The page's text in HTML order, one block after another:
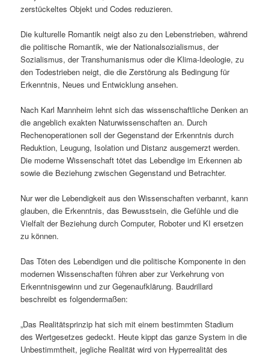
zerstückeltes Objekt und Codes reduzieren.
Die kulturelle Romantik neigt also zu den Lebenstrieben, während
die politische Romantik, wie der Nationalsozialismus, der
Sozialismus, der Transhumanismus oder die Klima-Ideologie, zu
den Todestrieben neigt, die die Zerstörung als Bedingung für
Erkenntnis, Neues und Entwicklung ansehen.
Nach Karl Mannheim lehnt sich das wissenschaftliche Denken an
die angeblich exakten Naturwissenschaften an. Durch
Rechenoperationen soll der Gegenstand der Erkenntnis durch
Reduktion, Leugung, Isolation und Distanz ausgemerzt werden.
Die moderne Wissenschaft tötet das Lebendige im Erkennen ab
sowie die Beziehung zwischen Gegenstand und Betrachter.
Nur wer die Lebendigkeit aus den Wissenschaften verbannt, kann
glauben, die Erkenntnis, das Bewusstsein, die Gefühle und die
Vielfalt der Beziehung durch Computer, Roboter und KI ersetzen
zu können.
Das Töten des Lebendigen und die politische Komponente in den
modernen Wissenschaften führen aber zur Verkehrung von
Erkenntnisgewinn und zur Gegenaufklärung. Baudrillard
beschreibt es folgendermaßen:
„Das Realitätsprinzip hat sich mit einem bestimmten Stadium
des Wertgesetzes gedeckt. Heute kippt das ganze System in die
Unbestimmtheit, jegliche Realität wird von Hyperrealität des